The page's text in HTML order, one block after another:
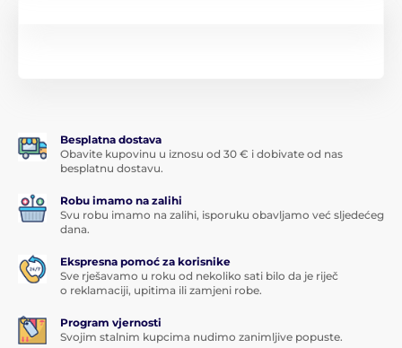
Besplatna dostava
Obavite kupovinu u iznosu od 30 € i dobivate od nas
besplatnu dostavu.
Robu imamo na zalihi
Svu robu imamo na zalihi, isporuku obavljamo već sljedećeg
dana.
Ekspresna pomoć za korisnike
Sve rješavamo u roku od nekoliko sati bilo da je riječ
o reklamaciji, upitima ili zamjeni robe.
Program vjernosti
Svojim stalnim kupcima nudimo zanimljive popuste.